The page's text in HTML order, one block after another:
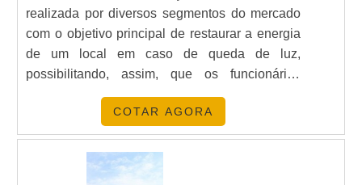
realizada por diversos segmentos do mercado
com o objetivo principal de restaurar a energia
de um local em caso de queda de luz,
possibilitando, assim, que os funcionários
possam continuar a exercer suas atividades
sem grandes problemas. O produto é produzido
pelos melhores materiais, podendo ser utilizado
por horas em carga total. INFORMAÇÕES
QUE PRECISAM SER RESSALTADOSVale
COTAR AGORA